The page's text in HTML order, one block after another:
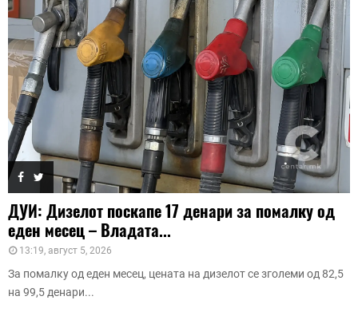
ДУИ: Дизелот поскапе 17 денари за помалку од
еден месец – Владата...
13:19, август 5, 2026
За помалку од еден месец, цената на дизелот се зголеми од 82,5
на 99,5 денари...